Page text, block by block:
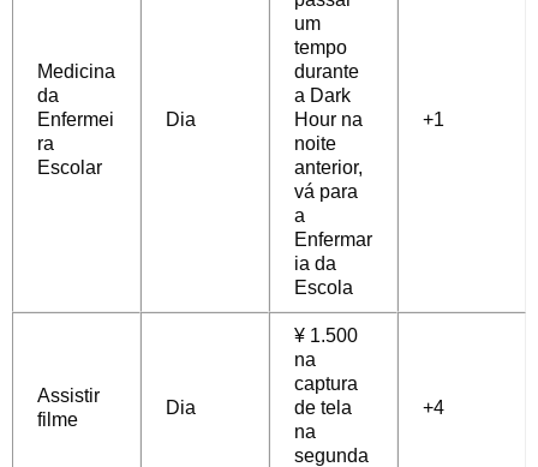
Medicina
da
Enfermei
ra
Escolar
Dia
um
tempo
durante
a Dark
Hour na
noite
anterior,
vá para
a
Enfermar
ia da
Escola
+1
Assistir
filme
Dia
¥ 1.500
na
captura
de tela
na
segunda
+4